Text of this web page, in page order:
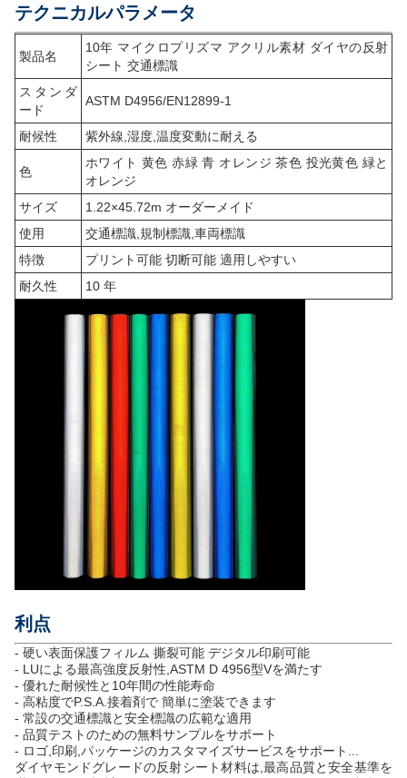
テクニカルパラメータ
製品名
10年 マイクロプリズマ アクリル素材 ダイヤの反射
シート 交通標識
スタンダ
ード
ASTM D4956/EN12899-1
耐候性 紫外線,湿度,温度変動に耐える
色
ホワイト 黄色 赤緑 青 オレンジ 茶色 投光黄色 緑と
オレンジ
サイズ
1.22×45.72m オーダーメイド
使用
交通標識,規制標識,車両標識
特徴
プリント可能 切断可能 適用しやすい
耐久性
10 年
利点
- 硬い表面保護フィルム 撕裂可能 デジタル印刷可能
- LUによる最高強度反射性,ASTM D 4956型Vを満たす
- 優れた耐候性と10年間の性能寿命
- 高粘度でP.S.A.接着剤で 簡単に塗装できます
- 常設の交通標識と安全標識の広範な適用
- 品質テストのための無料サンプルをサポート
- ロゴ,印刷,パッケージのカスタマイズサービスをサポート...
ダイヤモンドグレードの反射シート材料は,最高品質と安全基準を